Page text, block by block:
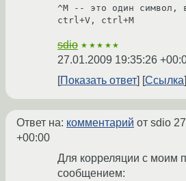
^M -- это один символ,
ctrl+V, ctrl+M
sdio ★★★★★
27.01.2009 19:35:26
Показать ответ
Ссылка
Ответ на: комментарий от sdio
+00:00
Для корреляции с моим
сообщением: